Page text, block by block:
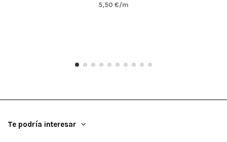
5,50 €/m
Te podría interesar